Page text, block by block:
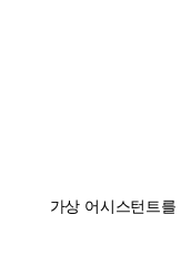
가상 어시스턴트